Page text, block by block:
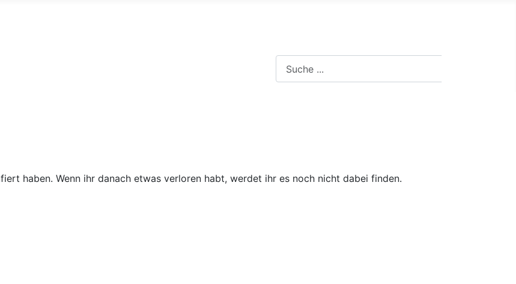
haben. Wenn ihr danach etwas verloren habt, werdet ihr es noch nicht dabei finden.